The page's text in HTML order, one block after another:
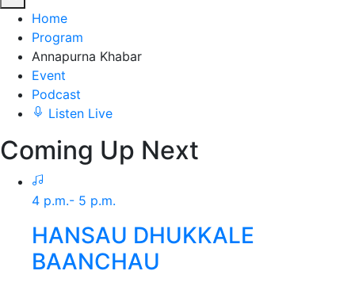
Home
Program
Annapurna Khabar
Event
Podcast
Listen Live
Coming Up Next
4 p.m.- 5 p.m.
HANSAU DHUKKALE
BAANCHAU